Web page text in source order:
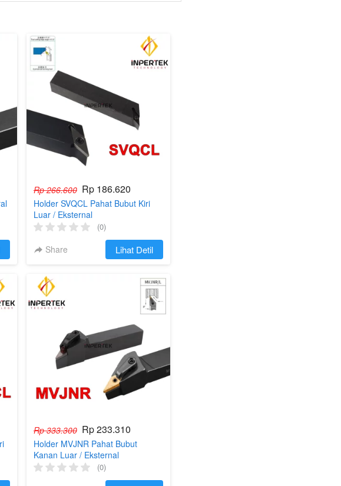
Rp 266.600 Rp 186.620
Holder SVQCL Pahat Bubut Kiri
Luar / Eksternal
(0)
Share `Lihat Detil
Rp 333.300 Rp 233.310
Holder MVJNR Pahat Bubut
Kanan Luar / Eksternal
(0)